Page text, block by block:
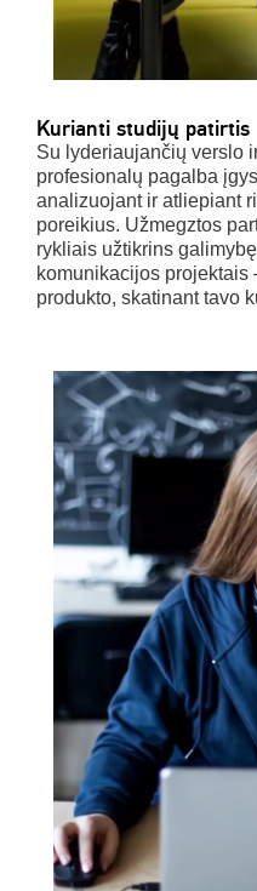
Kurianti studijų patirtis
Su lyderiaujančių verslo
profesionalų pagalba
analizuojant ir atliepiant
poreikius. Užmegztos
rykliais užtikrins
komunikacijos
produkto, skatinant tavo